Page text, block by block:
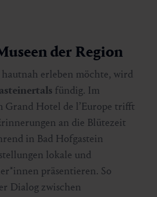
der Region
erleben möchte, wird
fündig. Im
Grand Hotel de l’Europe trifft
an die Blütezeit
in Bad Hofgastein
lokale und
präsentieren. So
Dialog zwischen